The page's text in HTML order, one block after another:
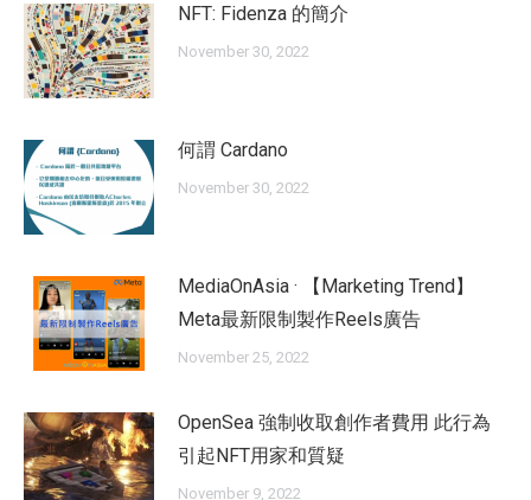
NFT: Fidenza 的簡介
November 30, 2022
何謂 Cardano
November 30, 2022
MediaOnAsia · 【Marketing Trend】
Meta最新限制製作Reels廣告
November 25, 2022
OpenSea 強制收取創作者費用 此行為
引起NFT用家和質疑
November 9, 2022